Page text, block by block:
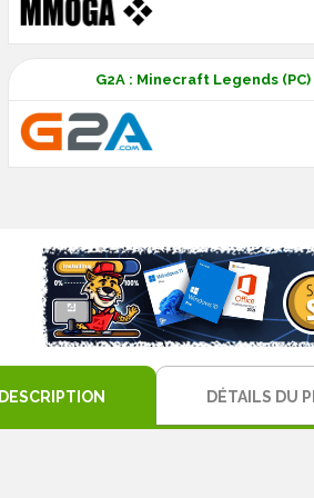
G2A : Minecraft Legends
DESCRIPTION DÉTAILS DU